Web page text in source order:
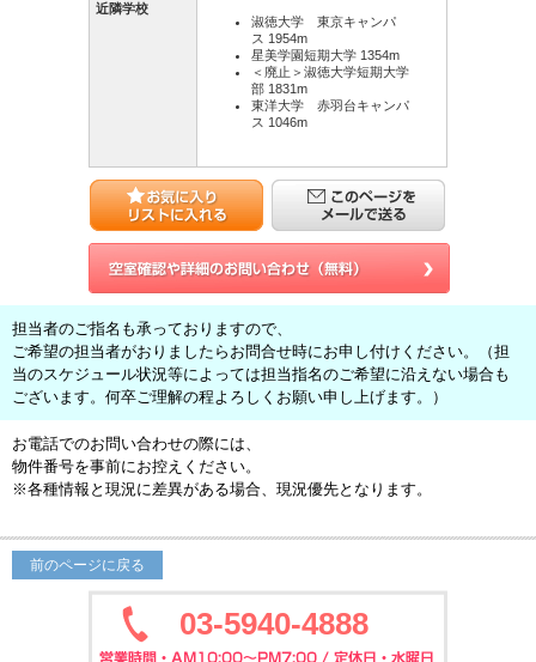
近隣学校
淑徳大学 東京キャンパ
ス 1954m
星美学園短期大学 1354m
＜廃止＞淑徳大学短期大学
部 1831m
東洋大学 赤羽台キャンパ
ス 1046m
担当者のご指名も承っておりますので、
ご希望の担当者がおりましたらお問合せ時にお申し付けください。（担
当のスケジュール状況等によっては担当指名のご希望に沿えない場合も
ございます。何卒ご理解の程よろしくお願い申し上げます。）
お電話でのお問い合わせの際には、
物件番号を事前にお控えください。
※各種情報と現況に差異がある場合、現況優先となります。
前のページに戻る
03-5940-4888